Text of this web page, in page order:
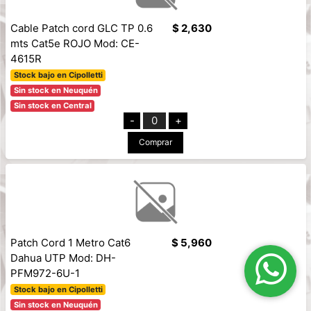
Cable Patch cord GLC TP 0.6
mts Cat5e ROJO Mod: CE-
4615R
Stock bajo en Cipolletti
Sin stock en Neuquén
Sin stock en Central
$ 2,630
- 0 +
Comprar
Patch Cord 1 Metro Cat6
Dahua UTP Mod: DH-
PFM972-6U-1
Stock bajo en Cipolletti
Sin stock en Neuquén
$ 5,960